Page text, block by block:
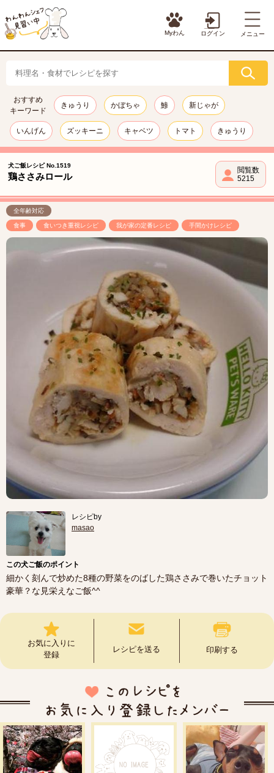
Myわん ログイン メニュー
おすすめ
キーワード
きゅうり かぼちゃ 鯵 新じゃが
いんげん ズッキーニ キャベツ トマト きゅうり
犬ご飯レシピ No.1519
鶏ささみロール
閲覧数
5215
全年齢対応
食事 食いつき重視レシピ 我が家の定番レシピ 手間かけレシピ
レシピby
masao
この犬ご飯のポイント
細かく刻んで炒めた8種の野菜をのばした鶏ささみで巻いたチョット
豪華？な見栄えなご飯^^
お気に入りに
登録
レシピを送る 印刷する